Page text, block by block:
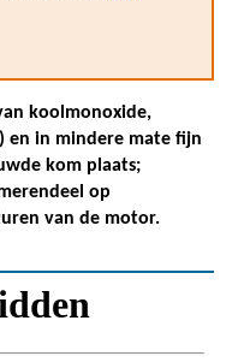
koolmonoxide,
en in mindere mate fijn
kom plaats;
op
van de motor.